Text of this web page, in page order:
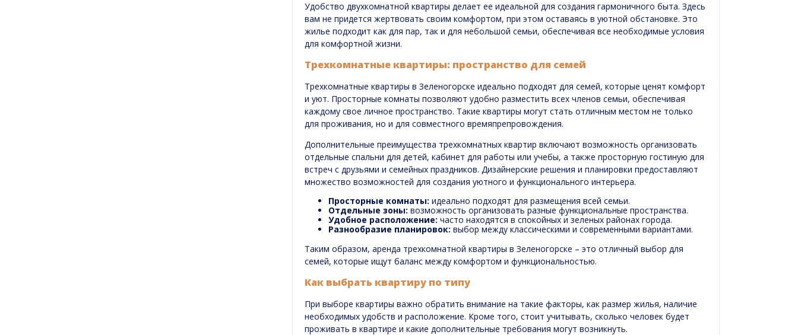
Удобство двухкомнатной квартиры делает ее идеальной для создания гармоничного быта. Здесь
вам не придется жертвовать своим комфортом, при этом оставаясь в уютной обстановке. Это
жилье подходит как для пар, так и для небольшой семьи, обеспечивая все необходимые условия
для комфортной жизни.
Трехкомнатные квартиры: пространство для семей
Трехкомнатные квартиры в Зеленогорске идеально подходят для семей, которые ценят комфорт
и уют. Просторные комнаты позволяют удобно разместить всех членов семьи, обеспечивая
каждому свое личное пространство. Такие квартиры могут стать отличным местом не только
для проживания, но и для совместного времяпрепровождения.
Дополнительные преимущества трехкомнатных квартир включают возможность организовать
отдельные спальни для детей, кабинет для работы или учебы, а также просторную гостиную для
встреч с друзьями и семейных праздников. Дизайнерские решения и планировки предоставляют
множество возможностей для создания уютного и функционального интерьера.
Просторные комнаты: идеально подходят для размещения всей семьи.
Отдельные зоны: возможность организовать разные функциональные пространства.
Удобное расположение: часто находятся в спокойных и зеленых районах города.
Разнообразие планировок: выбор между классическими и современными вариантами.
Таким образом, аренда трехкомнатной квартиры в Зеленогорске – это отличный выбор для
семей, которые ищут баланс между комфортом и функциональностью.
Как выбрать квартиру по типу
При выборе квартиры важно обратить внимание на такие факторы, как размер жилья, наличие
необходимых удобств и расположение. Кроме того, стоит учитывать, сколько человек будет
проживать в квартире и какие дополнительные требования могут возникнуть.